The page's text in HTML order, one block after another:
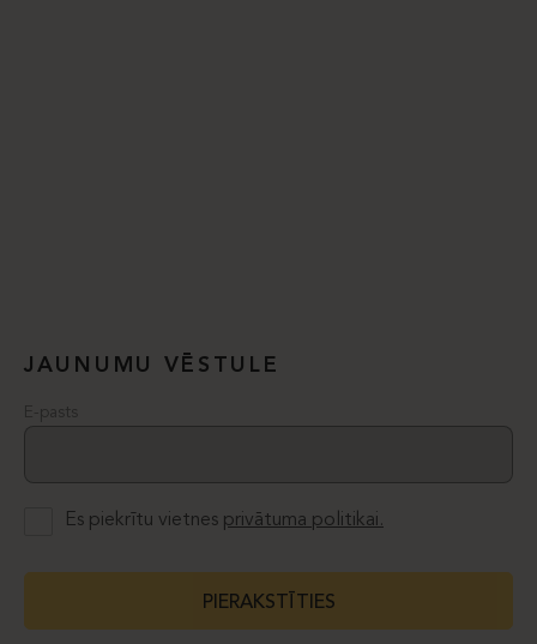
JAUNUMU VĒSTULE
E-pasts
Es piekrītu vietnes privātuma politikai.
PIERAKSTĪTIES